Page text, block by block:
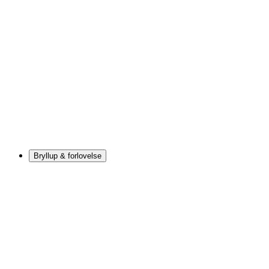
Bryllup & forlovelse